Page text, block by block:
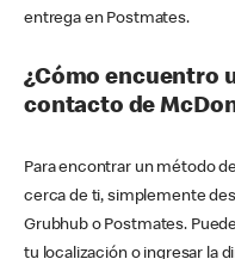
entrega en Postmates.
¿Cómo encuentro
contacto de
Para encontrar un método
cerca de ti, simplemente
Grubhub o Postmates.
tu localización o ingresar la